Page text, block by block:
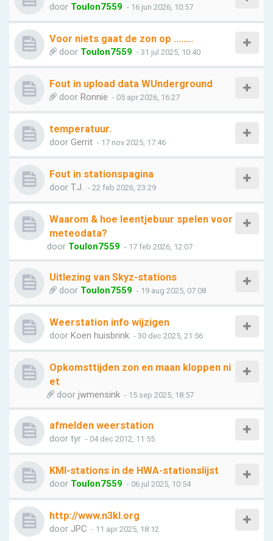
door Toulon7559 - 16 jun 2026, 10:57
Voor niets gaat de zon op ........
door Toulon7559 - 31 jul 2025, 10:40
Fout in upload data WUnderground
door Ronnie - 05 apr 2026, 16:27
temperatuur.
door Gerrit - 17 nov 2025, 17:46
Fout in stationspagina
door T.J. - 22 feb 2026, 23:29
Waarom & hoe leentjebuur spelen voor
meteodata?
door Toulon7559 - 17 feb 2026, 12:07
Uitlezing van Skyz-stations
door Toulon7559 - 19 aug 2025, 07:08
Weerstation info wijzigen
door Koen huisbrink - 30 dec 2025, 21:56
Opkomsttijden zon en maan kloppen ni
et
door jwmensink - 15 sep 2025, 18:57
afmelden weerstation
door tyr - 04 dec 2012, 11:55
KMI-stations in de HWA-stationslijst
door Toulon7559 - 06 jul 2025, 10:54
http://www.n3kl.org
door JPC - 11 apr 2025, 18:12